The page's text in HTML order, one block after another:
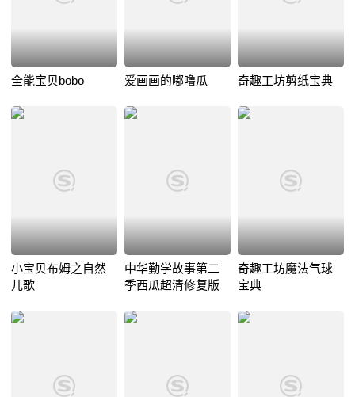
全能宝贝bobo 爱画画的嘟噜瓜 奇趣工坊剪纸宝典
小宝贝布姆之自然
儿歌
中华勤学故事第二
季西瓜超清修复版
奇趣工坊魔法气球
宝典